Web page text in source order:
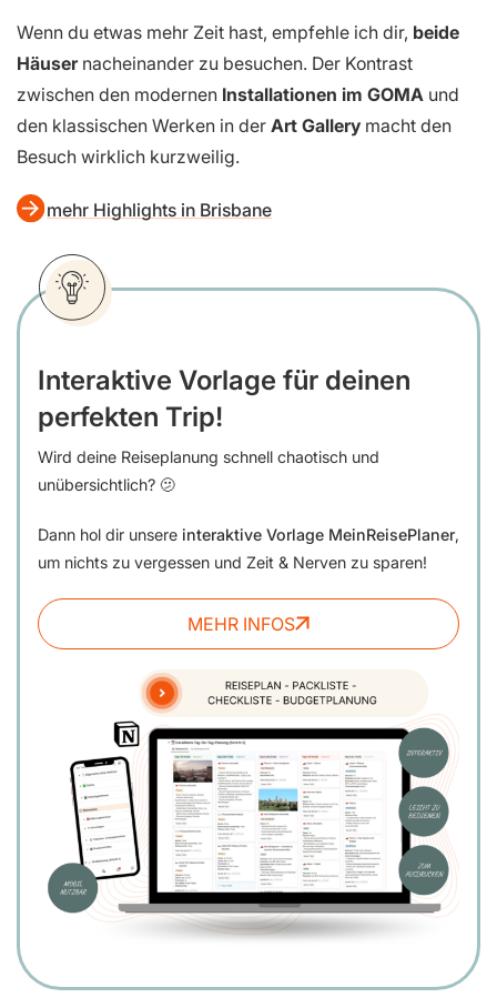
Wenn du etwas mehr Zeit hast, empfehle ich dir, beide
Häusernacheinander zu besuchen. Der Kontrast
zwischen den modernen Installationen im GOMA und
den klassischen Werken in der Art Gallery macht den
Besuch wirklich kurzweilig.
mehr Highlights in Brisbane
Interaktive Vorlage für deinen
perfekten Trip!
Wird deine Reiseplanung schnell chaotisch und
unübersichtlich? 🫤
Dann hol dir unsere interaktive Vorlage MeinReisePlaner,
um nichts zu vergessen und Zeit & Nerven zu sparen!
MEHR INFOS